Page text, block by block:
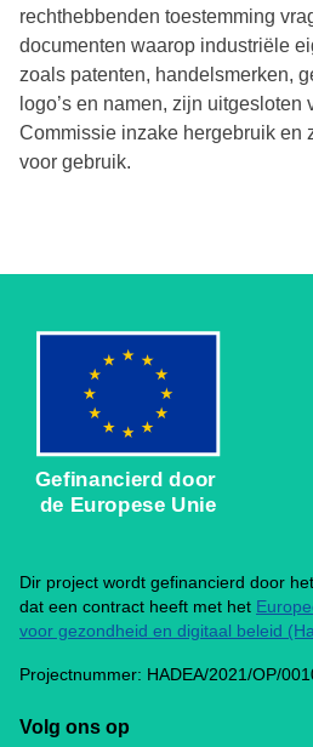
rechthebbenden toestemming
documenten waarop industriële
zoals patenten, handelsmerken,
logo’s en namen, zijn
Commissie inzake hergebruik en
voor gebruik.
Gefinancierd door
de Europese Unie
Dir project wordt gefinancierd door het
dat een contract heeft met het
voor gezondheid en digitaal beleid
Projectnummer: HADEA/2021/OP/
Volg ons op